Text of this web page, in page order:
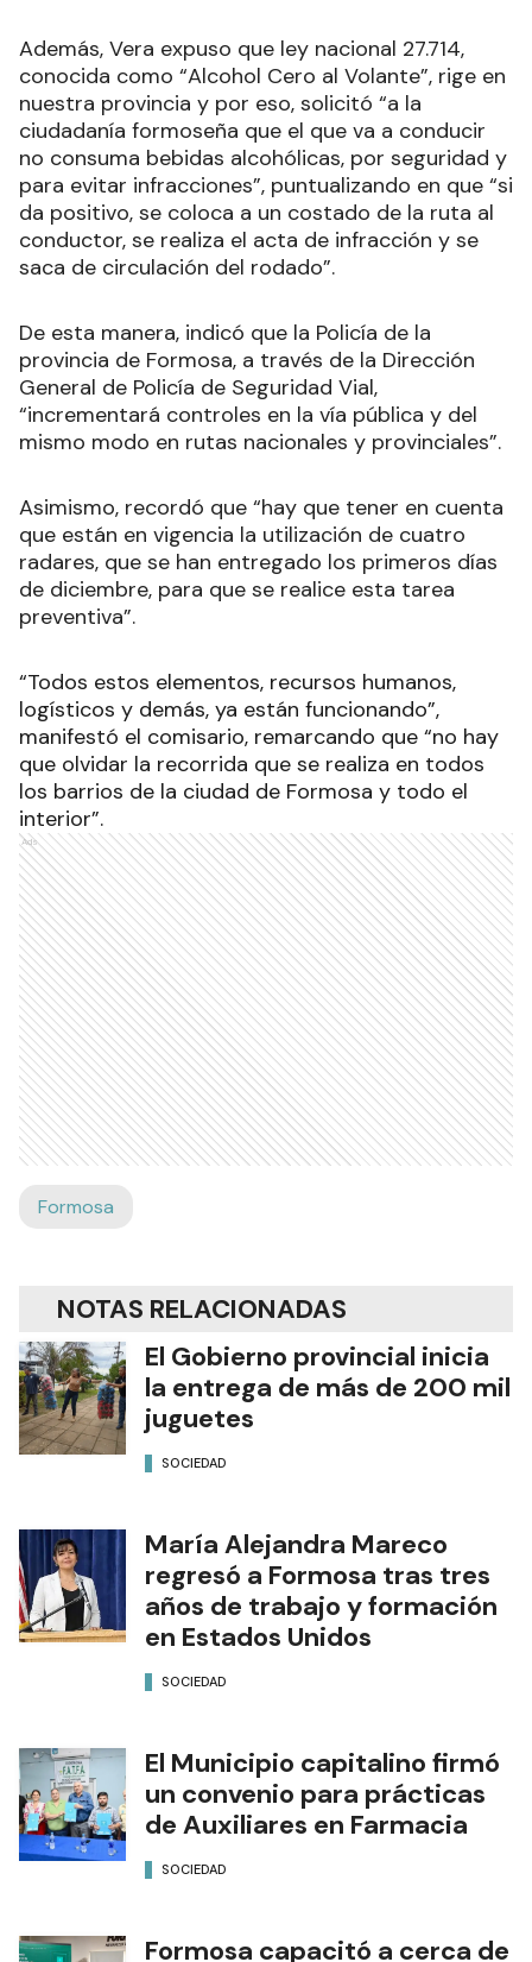
Además, Vera expuso que ley nacional 27.714,
conocida como “Alcohol Cero al Volante”, rige en
nuestra provincia y por eso, solicitó “a la
ciudadanía formoseña que el que va a conducir
no consuma bebidas alcohólicas, por seguridad y
para evitar infracciones”, puntualizando en que “si
da positivo, se coloca a un costado de la ruta al
conductor, se realiza el acta de infracción y se
saca de circulación del rodado”.
De esta manera, indicó que la Policía de la
provincia de Formosa, a través de la Dirección
General de Policía de Seguridad Vial,
“incrementará controles en la vía pública y del
mismo modo en rutas nacionales y provinciales”.
Asimismo, recordó que “hay que tener en cuenta
que están en vigencia la utilización de cuatro
radares, que se han entregado los primeros días
de diciembre, para que se realice esta tarea
preventiva”.
“Todos estos elementos, recursos humanos,
logísticos y demás, ya están funcionando”,
manifestó el comisario, remarcando que “no hay
que olvidar la recorrida que se realiza en todos
los barrios de la ciudad de Formosa y todo el
interior”.
Ads
Formosa
NOTAS RELACIONADAS
El Gobierno provincial inicia
la entrega de más de 200 mil
juguetes
SOCIEDAD
María Alejandra Mareco
regresó a Formosa tras tres
años de trabajo y formación
en Estados Unidos
SOCIEDAD
El Municipio capitalino firmó
un convenio para prácticas
de Auxiliares en Farmacia
SOCIEDAD
Formosa capacitó a cerca de